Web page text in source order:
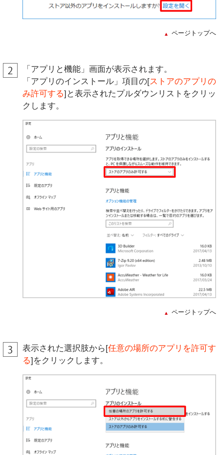
ページトップへ
「アプリと機能」画面が表示されます。
「アプリのインストール」項目の[ストアのアプリの
み許可する]と表示されたプルダウンリストをクリッ
クします。
ページトップへ
表示された選択肢から[任意の場所のアプリを許可す
る]をクリックします。